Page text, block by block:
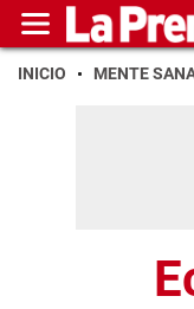
INICIO MENTE